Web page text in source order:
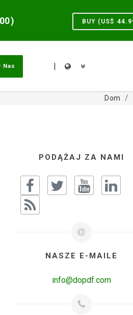
) BUY (US$
|
Nas
Dom
PODĄŻAJ ZA NAMI
NASZE E-MAILE
info@dopdf.com